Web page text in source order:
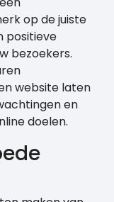
op de juiste
positieve
bezoekers.
website laten
en
doelen.